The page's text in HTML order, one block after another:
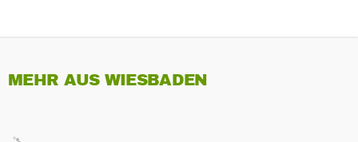
MEHR AUS WIESBADEN